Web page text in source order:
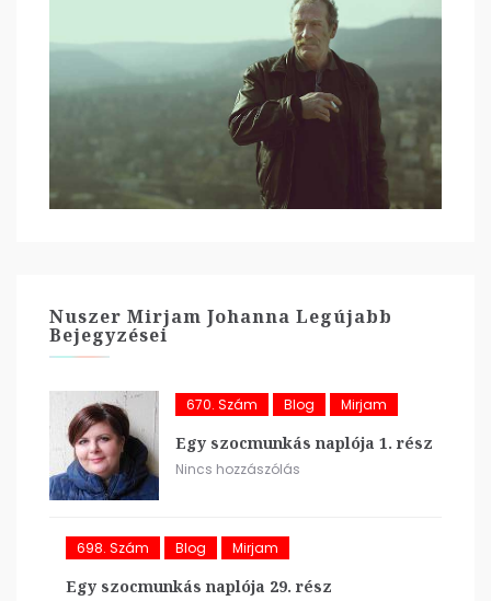
Nuszer Mirjam Johanna Legújabb
Bejegyzései
670. Szám Blog Mirjam
Egy szocmunkás naplója 1. rész
Nincs hozzászólás
698. Szám Blog Mirjam
Egy szocmunkás naplója 29. rész